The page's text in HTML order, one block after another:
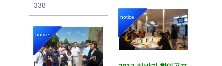
338
notice
notice